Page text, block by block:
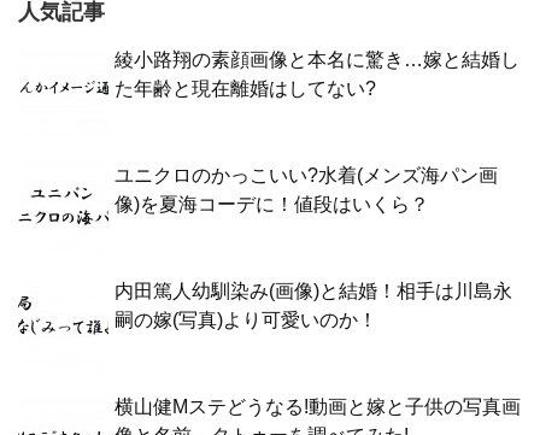
人気記事
綾小路翔の素顔画像と本名に驚き…嫁と結婚し
た年齢と現在離婚はしてない?
ユニクロのかっこいい?水着(メンズ海パン画
像)を夏海コーデに！値段はいくら？
内田篤人幼馴染み(画像)と結婚！相手は川島永
嗣の嫁(写真)より可愛いのか！
横山健Mステどうなる!動画と嫁と子供の写真画